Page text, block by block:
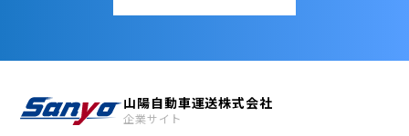
山陽自動車運送株式会社
企業サイト